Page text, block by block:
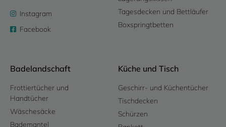
Instagram
Facebook
Tagesdecken und Bettläufer
Boxspringtbetten
Badelandschaft
Frottiertücher und
Handtücher
Wäschesäcke
Bademantel
Küche und Tisch
Geschirr- und Küchentücher
Tischdecken
Schürzen